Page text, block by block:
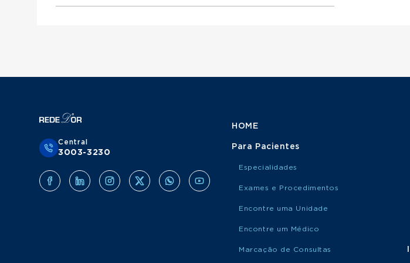
Urologista atende Porto Saúde
Central
3003-3230
HOME
Para Pacientes
Especialidades
Exames e Procedimentos
Encontre uma Unidade
Encontre um Médico
Marcação de Consultas